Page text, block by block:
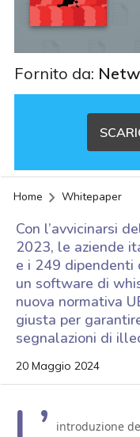
Fornito da:
Home Whitepaper
Con l’avvicinarsi
2023, le aziende
e i 249 dipendenti
un software di
nuova normativa
giusta per
segnalazioni di
20 Maggio 2024
introduzione